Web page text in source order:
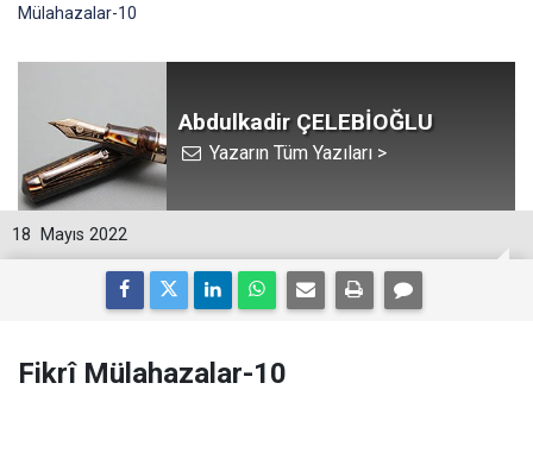
Mülahazalar-10
Abdulkadir ÇELEBİOĞLU
Yazarın Tüm Yazıları >
18 Mayıs 2022
Fikrî Mülahazalar-10